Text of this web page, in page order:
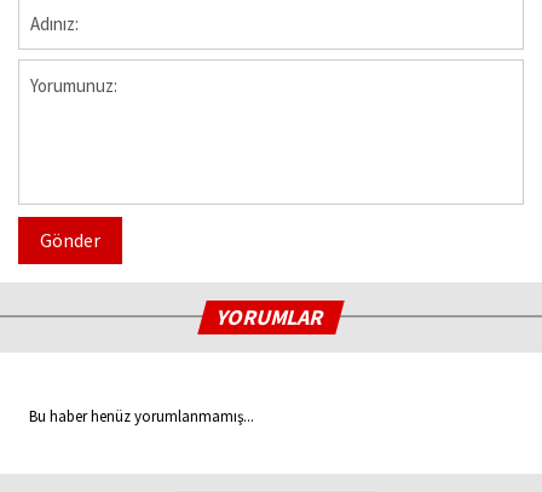
Gönder
YORUMLAR
Bu haber henüz yorumlanmamış...